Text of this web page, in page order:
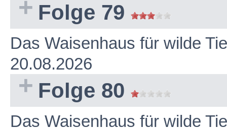
Folge 79
Das Waisenhaus für wilde
20.08.2026
Folge 80
Das Waisenhaus für wilde